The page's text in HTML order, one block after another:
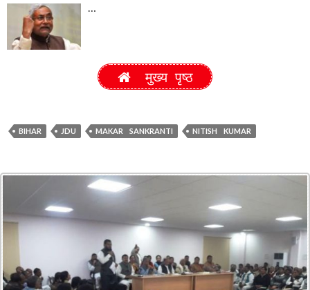
…
मुख्य पृष्ठ
BIHAR JDU MAKAR SANKRANTI NITISH KUMAR